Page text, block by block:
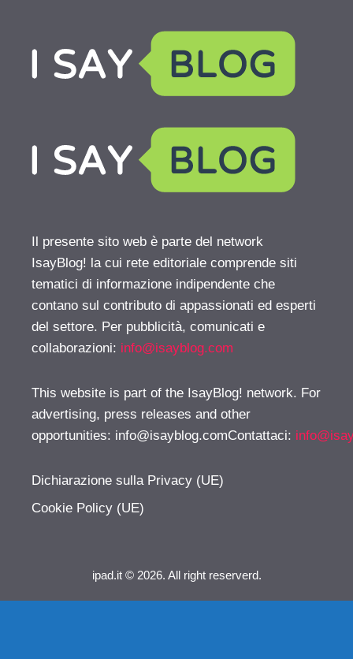
Il presente sito web è parte del network
IsayBlog! la cui rete editoriale comprende siti
tematici di informazione indipendente che
contano sul contributo di appassionati ed esperti
del settore. Per pubblicità, comunicati e
collaborazioni: info@isayblog.com
This website is part of the IsayBlog! network. For
advertising, press releases and other
opportunities: info@isayblog.comContattaci:
Dichiarazione sulla Privacy (UE)
Cookie Policy (UE)
ipad.it © 2026. All right reserverd.